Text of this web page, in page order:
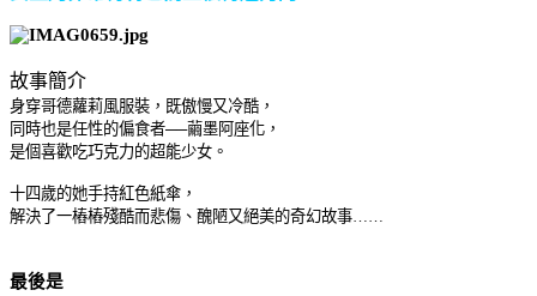
故事簡介
身穿哥德蘿莉風服裝，既傲慢又冷酷，
同時也是任性的偏食者──繭墨阿座化，
是個喜歡吃巧克力的超能少女。
十四歲的她手持紅色紙傘，
解決了一樁樁殘酷而悲傷、醜陋又絕美的奇幻故事……
最後是